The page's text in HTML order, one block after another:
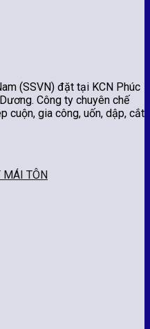
(SSVN) đặt tại KCN Phúc
Công ty chuyên chế
cuộn, gia công, uốn, dập, cắt
MÁI TÔN